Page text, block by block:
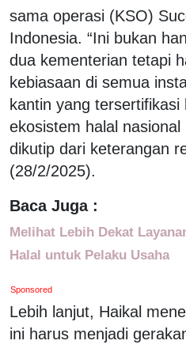
sama operasi (KSO)
Indonesia. “Ini bukan
dua kementerian tetapi
kebiasaan di semua
kantin yang
ekosistem halal nasional
dikutip dari keterangan
(28/2/2025).
Baca Juga :
Melihat Lebih Dekat
Halal untuk Pelaku Usaha
Sponsored
Lebih lanjut, Haikal
ini harus menjadi